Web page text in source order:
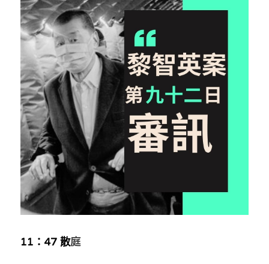
宏福火災正視聽
記錄．宏福苑火災
國際
娛樂
反華推手你要知
反華推手懶人包
民主派騙案十式
反華推手起底
美西霸凌內幕
美西極權主義
真相直擊
KOL 專欄
林淑芳專欄
屈穎妍專欄
朱庭萱專欄
莫綺琪專欄
黃萬成專欄
絕密法庭檔案
醫院口岸爆炸案
屠龍小隊案
黎智英案審訊
支聯會案
生活
吃喝玩指南
休閒好介紹
親子
關於我們
人才招聘
投稿熱線
搜索
繁體中文
11：47 散庭